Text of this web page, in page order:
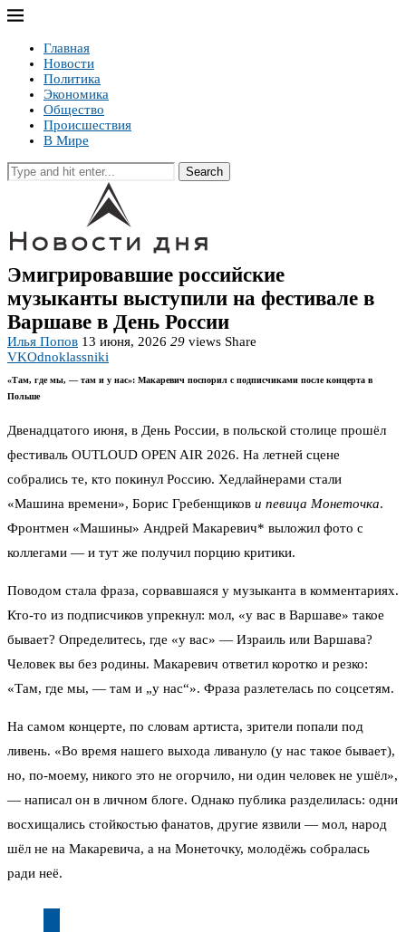
Главная
Новости
Политика
Экономика
Общество
Происшествия
В Мире
Search
Эмигрировавшие российские
музыканты выступили на фестивале в
Варшаве в День России
Илья Попов 13 июня, 2026 29 views Share
VKOdnoklassniki
«Там, где мы, — там и у нас»: Макаревич поспорил с подписчиками после концерта в
Польше
Двенадцатого июня, в День России, в польской столице прошёл
фестиваль OUTLOUD OPEN AIR 2026. На летней сцене
собрались те, кто покинул Россию. Хедлайнерами стали
«Машина времени», Борис Гребенщиков и певица Монеточка.
Фронтмен «Машины» Андрей Макаревич* выложил фото с
коллегами — и тут же получил порцию критики.
Поводом стала фраза, сорвавшаяся у музыканта в комментариях.
Кто-то из подписчиков упрекнул: мол, «у вас в Варшаве» такое
бывает? Определитесь, где «у вас» — Израиль или Варшава?
Человек вы без родины. Макаревич ответил коротко и резко:
«Там, где мы, — там и „у нас“». Фраза разлетелась по соцсетям.
На самом концерте, по словам артиста, зрители попали под
ливень. «Во время нашего выхода ливануло (у нас такое бывает),
но, по-моему, никого это не огорчило, ни один человек не ушёл»,
— написал он в личном блоге. Однако публика разделилась: одни
восхищались стойкостью фанатов, другие язвили — мол, народ
шёл не на Макаревича, а на Монеточку, молодёжь собралась
ради неё.